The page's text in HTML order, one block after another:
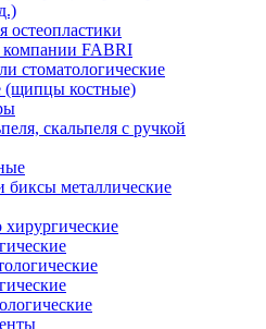
остеопластики
FABRI
стоматологические
(щипцы костные)
скальпеля с ручкой
биксы металлические